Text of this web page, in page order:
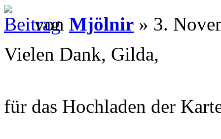
von Mjölnir » 3.
Vielen Dank, Gilda,
für das Hochladen der